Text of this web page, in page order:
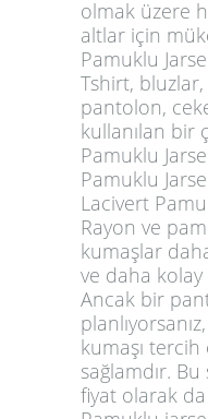
olmak üzere
altlar için
Pamuklu
Tshirt,
pantolon,
kullanılan bir
Pamuklu
Pamuklu
Lacivert
Rayon ve
kumaşlar
ve daha
Ancak bir
kumaşı
sağlamdır. Bu
fiyat olarak